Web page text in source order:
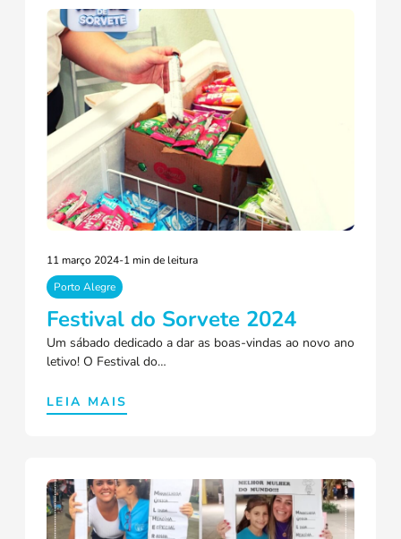
11 março 2024-1 min de leitura
Porto Alegre
Festival do Sorvete 2024
Um sábado dedicado a dar as boas-vindas ao novo ano
letivo! O Festival do…
LEIA MAIS